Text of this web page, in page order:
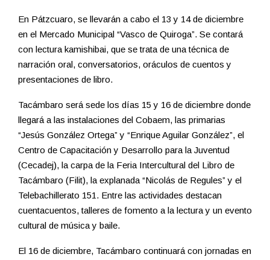
En Pátzcuaro, se llevarán a cabo el 13 y 14 de diciembre
en el Mercado Municipal “Vasco de Quiroga”. Se contará
con lectura kamishibai, que se trata de una técnica de
narración oral, conversatorios, oráculos de cuentos y
presentaciones de libro.
Tacámbaro será sede los días 15 y 16 de diciembre donde
llegará a las instalaciones del Cobaem, las primarias
“Jesús González Ortega” y “Enrique Aguilar González”, el
Centro de Capacitación y Desarrollo para la Juventud
(Cecadej), la carpa de la Feria Intercultural del Libro de
Tacámbaro (Filit), la explanada “Nicolás de Regules” y el
Telebachillerato 151. Entre las actividades destacan
cuentacuentos, talleres de fomento a la lectura y un evento
cultural de música y baile.
El 16 de diciembre, Tacámbaro continuará con jornadas en